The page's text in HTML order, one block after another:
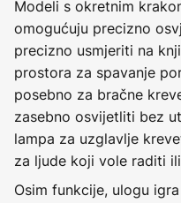
Modeli s okretnim
omogućuju precizno
precizno usmjeriti na
prostora za spavanje
posebno za bračne
zasebno osvijetliti bez
lampa za uzglavlje
za ljude koji vole raditi
Osim funkcije, ulogu